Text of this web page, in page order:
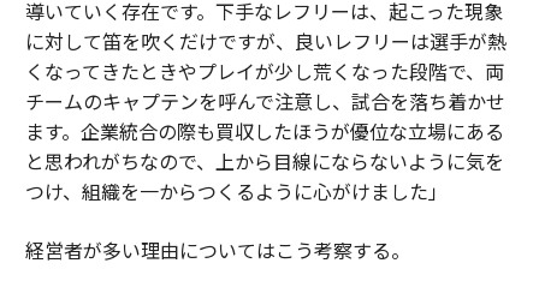
導いていく存在です。下手なレフリーは、起こった現象
に対して笛を吹くだけですが、良いレフリーは選手が熱
くなってきたときやプレイが少し荒くなった段階で、両
チームのキャプテンを呼んで注意し、試合を落ち着かせ
ます。企業統合の際も買収したほうが優位な立場にある
と思われがちなので、上から目線にならないように気を
つけ、組織を一からつくるように心がけました」
経営者が多い理由についてはこう考察する。